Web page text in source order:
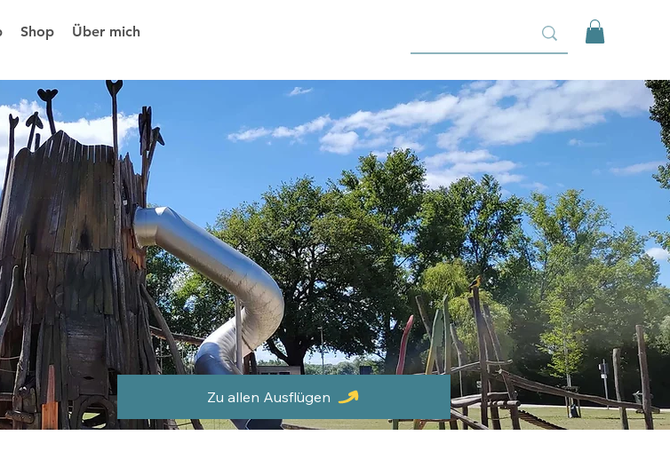
Shop Über mich
Zu allen Ausflügen